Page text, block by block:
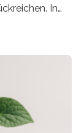
In
als neue
und trägt
Dieser erste
in Bernstein